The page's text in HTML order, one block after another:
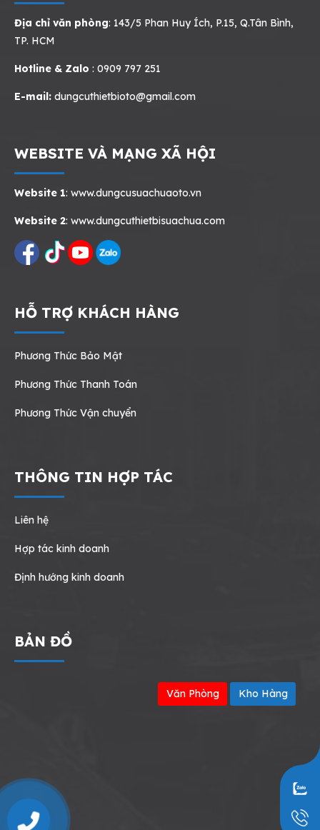
Địa chỉ văn phòng: 143/5 Phan Huy Ích, P.15, Q.Tân Bình,
TP. HCM
Hotline & Zalo : 0909 797 251
E-mail: dungcuthietbioto@gmail.com
WEBSITE VÀ MẠNG XÃ HỘI
Website 1: www.dungcusuachuaoto.vn
Website 2: www.dungcuthietbisuachua.com
HỖ TRỢ KHÁCH HÀNG
Phương Thức Bảo Mật
Phương Thức Thanh Toán
Phương Thức Vận chuyển
THÔNG TIN HỢP TÁC
Liên hệ
Hợp tác kinh doanh
Định hướng kinh doanh
BẢN ĐỒ
Văn Phòng Kho Hàng
0909797251